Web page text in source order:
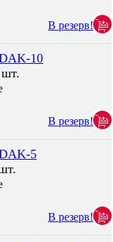
В резерв!
10
шт.
В резерв!
5
В резерв!